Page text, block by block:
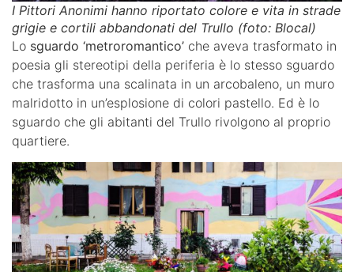
I Pittori Anonimi hanno riportato colore e vita in strade
grigie e cortili abbandonati del Trullo (foto: Blocal)
Lo sguardo ‘metroromantico’ che aveva trasformato in
poesia gli stereotipi della periferia è lo stesso sguardo
che trasforma una scalinata in un arcobaleno, un muro
malridotto in un’esplosione di colori pastello. Ed è lo
sguardo che gli abitanti del Trullo rivolgono al proprio
quartiere.